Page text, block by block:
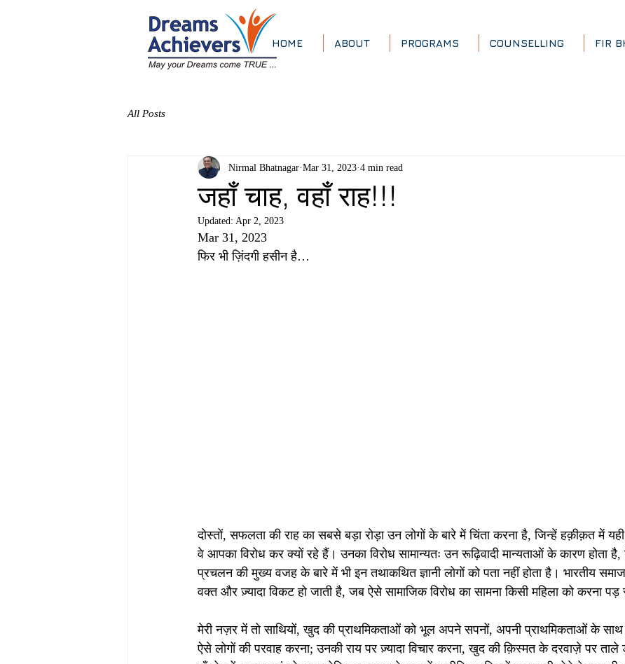
HOME ABOUT PROGRAMS COUNSELLING FIR
All Posts
जहाँ चाह, वहाँ राह!!!
Nirmal Bhatnagar Mar 31, 2023 4 min read
Updated: Apr 2, 2023
Mar 31, 2023
फिर भी ज़िंदगी हसीन है…
दोस्तों, सफलता की राह का सबसे बड़ा रोड़ा उन लोगों के बारे में चिंता करना है, जिन्हें हक़ीक़त में यही
वे आपका विरोध कर क्यों रहे हैं। उनका विरोध सामान्यतः उन रूढ़िवादी मान्यताओं के कारण होता है,
प्रचलन की मुख्य वजह के बारे में भी इन तथाकथित ज्ञानी लोगों को पता नहीं होता है। भारतीय
वक्त और ज़्यादा विकट हो जाती है, जब ऐसे सामाजिक विरोध का सामना किसी महिला को करना पड़
मेरी नज़र में तो साथियों, खुद की प्राथमिकताओं को भूल अपने सपनों, अपनी प्राथमिकताओं के
ऐसे लोगों की परवाह करना; उनकी राय पर ज़्यादा विचार करना, खुद की क़िस्मत के दरवाज़े पर